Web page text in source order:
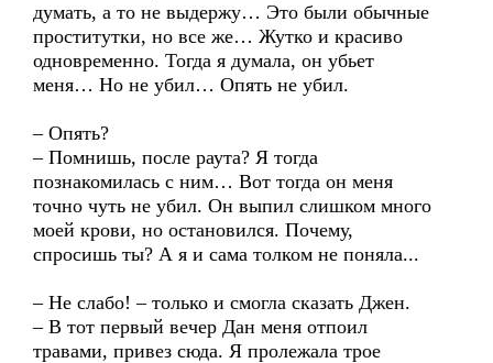
думать, а то не выдержу… Это были обычные
проститутки, но все же… Жутко и красиво
одновременно. Тогда я думала, он убьет
меня… Но не убил… Опять не убил.
– Опять?
– Помнишь, после раута? Я тогда
познакомилась с ним… Вот тогда он меня
точно чуть не убил. Он выпил слишком много
моей крови, но остановился. Почему,
спросишь ты? А я и сама толком не поняла...
– Не слабо! – только и смогла сказать Джен.
– В тот первый вечер Дан меня отпоил
травами, привез сюда. Я пролежала трое